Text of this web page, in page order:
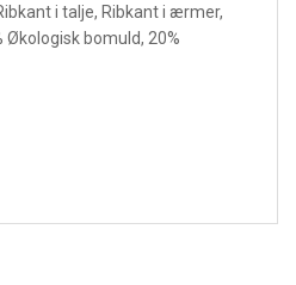
i talje, Ribkant i ærmer,
bomuld, 20%